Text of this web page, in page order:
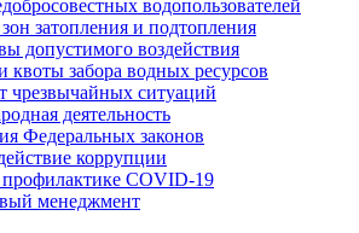
водопользователей
затопления и подтопления
допустимого воздействия
забора водных ресурсов
чрезвычайных ситуаций
деятельность
Федеральных законов
коррупции
COVID-19
менеджмент